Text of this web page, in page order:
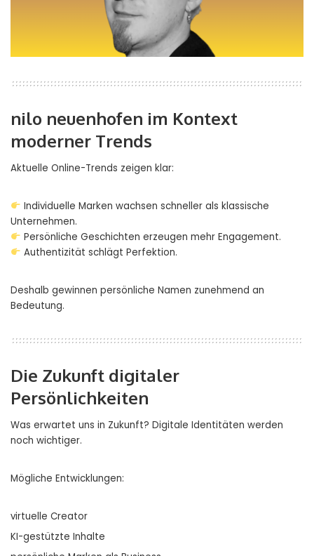
nilo neuenhofen im Kontext
moderner Trends
Aktuelle Online-Trends zeigen klar:
Individuelle Marken wachsen schneller als klassische
Unternehmen.
Persönliche Geschichten erzeugen mehr Engagement.
Authentizität schlägt Perfektion.
Deshalb gewinnen persönliche Namen zunehmend an
Bedeutung.
Die Zukunft digitaler
Persönlichkeiten
Was erwartet uns in Zukunft? Digitale Identitäten werden
noch wichtiger.
Mögliche Entwicklungen:
virtuelle Creator
KI-gestützte Inhalte